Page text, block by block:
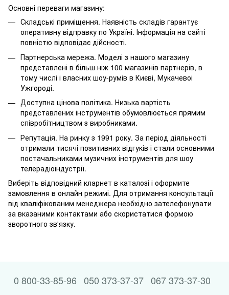
Основні переваги магазину:
Складські приміщення. Наявність складів гарантує
оперативну відправку по Україні. Інформація на сайті
повністю відповідає дійсності.
Партнерська мережа. Моделі з нашого магазину
представлені в більш ніж 100 магазинів партнерів, в
тому числі і власних шоу-румів в Києві, Мукачевоі
Ужгороді.
Доступна цінова політика. Низька вартість
представлених інструментів обумовлюється прямим
співробітництвом з виробниками.
Репутація. На ринку з 1991 року. За період діяльності
отримали тисячі позитивних відгуків і стали основними
постачальниками музичних інструментів для шоу
телерадіоіндустрії.
Виберіть відповідний кларнет в каталозі і оформите
замовлення в онлайн режимі. Для отримання консультації
від кваліфікованим менеджера необхідно зателефонувати
за вказаними контактами або скористатися формою
зворотного зв'язку.
0 800-33-85-96 050 373-37-37 067 373-37-30